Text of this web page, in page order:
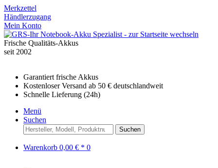
Merkzettel
Händlerzugang
Mein Konto
Frische Qualitäts-Akkus
seit 2002
Garantiert frische Akkus
Kostenloser Versand ab 50 € deutschlandweit
Schnelle Lieferung (24h)
Menü
Suchen
Suchen
Warenkorb 0,00 € * 0